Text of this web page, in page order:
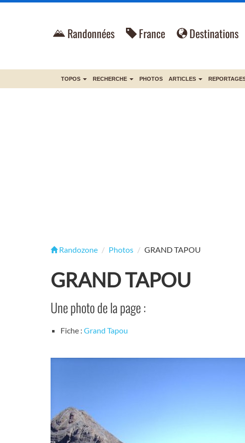
Randonnées France Destinations
TOPOS RECHERCHE PHOTOS ARTICLES
Randozone Photos GRAND TAPOU
GRAND TAPOU
Une photo de la page :
Fiche : Grand Tapou